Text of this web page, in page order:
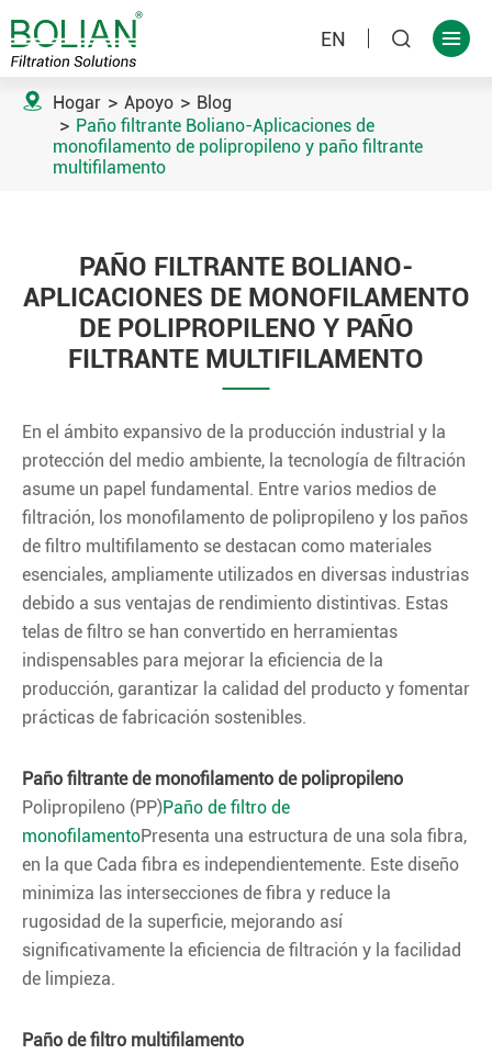
EN  
 Hogar Apoyo
Blog
Paño filtrante Boliano-Aplicaciones de
monofilamento de polipropileno y paño filtrante
multifilamento
PAÑO FILTRANTE BOLIANO-
APLICACIONES DE MONOFILAMENTO
DE POLIPROPILENO Y PAÑO
FILTRANTE MULTIFILAMENTO
En el ámbito expansivo de la producción industrial y la
protección del medio ambiente, la tecnología de filtración
asume un papel fundamental. Entre varios medios de
filtración, los monofilamento de polipropileno y los paños
de filtro multifilamento se destacan como materiales
esenciales, ampliamente utilizados en diversas industrias
debido a sus ventajas de rendimiento distintivas. Estas
telas de filtro se han convertido en herramientas
indispensables para mejorar la eficiencia de la
producción, garantizar la calidad del producto y fomentar
prácticas de fabricación sostenibles.
Paño filtrante de monofilamento de polipropileno
Polipropileno (PP)Paño de filtro de
monofilamentoPresenta una estructura de una sola fibra,
en la que Cada fibra es independientemente. Este diseño
minimiza las intersecciones de fibra y reduce la
rugosidad de la superficie, mejorando así
significativamente la eficiencia de filtración y la facilidad
de limpieza.
Paño de filtro multifilamento